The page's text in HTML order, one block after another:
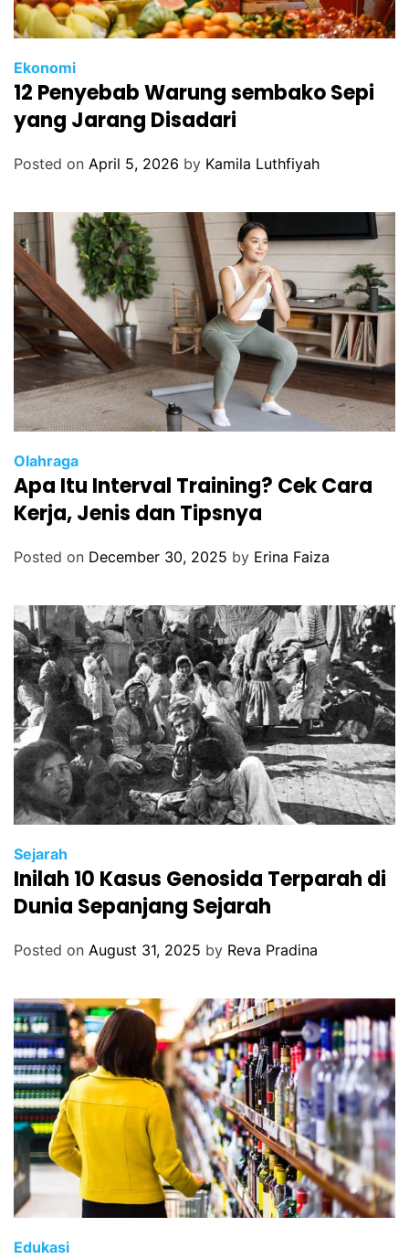
Ekonomi
12 Penyebab Warung sembako Sepi
yang Jarang Disadari
Posted on April 5, 2026 by Kamila Luthfiyah
Olahraga
Apa Itu Interval Training? Cek Cara
Kerja, Jenis dan Tipsnya
Posted on December 30, 2025 by Erina Faiza
Sejarah
Inilah 10 Kasus Genosida Terparah di
Dunia Sepanjang Sejarah
Posted on August 31, 2025 by Reva Pradina
Edukasi